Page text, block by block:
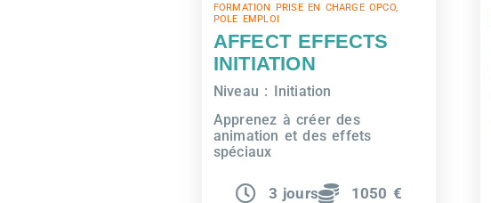
FORMATION PRISE EN CHARGE OPCO,
POLE EMPLOI
AFFECT EFFECTS
INITIATION
Niveau : Initiation
Apprenez à créer des
animation et des effets
spéciaux
3 jours 1050 €